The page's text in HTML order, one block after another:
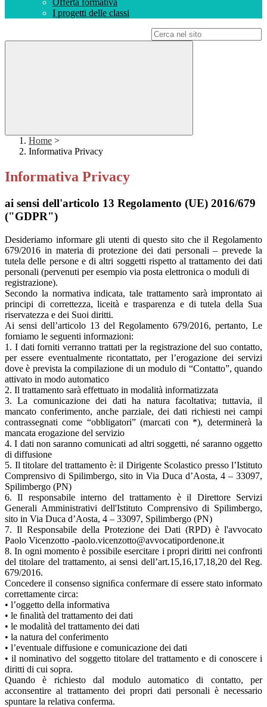
Offerta formativa
I progetti delle classi
Home >
Informativa Privacy
Informativa Privacy
ai sensi dell'articolo 13 Regolamento (UE) 2016/679
("GDPR")
Desideriamo informare gli utenti di questo sito che il Regolamento
679/2016 in materia di protezione dei dati personali – prevede la
tutela delle persone e di altri soggetti rispetto al trattamento dei dati
personali (pervenuti per esempio via posta elettronica o moduli di
registrazione).
Secondo la normativa indicata, tale trattamento sarà improntato ai
principi di correttezza, liceità e trasparenza e di tutela della Sua
riservatezza e dei Suoi diritti.
Ai sensi dell’articolo 13 del Regolamento 679/2016, pertanto, Le
forniamo le seguenti informazioni:
1. I dati forniti verranno trattati per la registrazione del suo contatto,
per essere eventualmente ricontattato, per l’erogazione dei servizi
dove è prevista la compilazione di un modulo di “Contatto”, quando
attivato in modo automatico
2. Il trattamento sarà effettuato in modalità informatizzata
3. La comunicazione dei dati ha natura facoltativa; tuttavia, il
mancato conferimento, anche parziale, dei dati richiesti nei campi
contrassegnati come “obbligatori” (marcati con *), determinerà la
mancata erogazione del servizio
4. I dati non saranno comunicati ad altri soggetti, né saranno oggetto
di diffusione
5. Il titolare del trattamento è: il Dirigente Scolastico presso l’Istituto
Comprensivo di Spilimbergo, sito in Via Duca d’Aosta, 4 – 33097,
Spilimbergo (PN)
6. Il responsabile interno del trattamento è il Direttore Servizi
Generali Amministrativi dell'Istituto Comprensivo di Spilimbergo,
sito in Via Duca d’Aosta, 4 – 33097, Spilimbergo (PN)
7. Il Responsabile della Protezione dei Dati (RPD) è l'avvocato
Paolo Vicenzotto -paolo.vicenzotto@avvocatipordenone.it
8. In ogni momento è possibile esercitare i propri diritti nei confronti
del titolare del trattamento, ai sensi dell’art.15,16,17,18,20 del Reg.
679/2016.
Concedere il consenso signiﬁca confermare di essere stato informato
correttamente circa:
• l’oggetto della informativa
• le ﬁnalità del trattamento dei dati
• le modalità del trattamento dei dati
• la natura del conferimento
• l’eventuale diffusione e comunicazione dei dati
• il nominativo del soggetto titolare del trattamento e di conoscere i
diritti di cui sopra.
Quando è richiesto dal modulo automatico di contatto, per
acconsentire al trattamento dei propri dati personali è necessario
spuntare la relativa conferma.